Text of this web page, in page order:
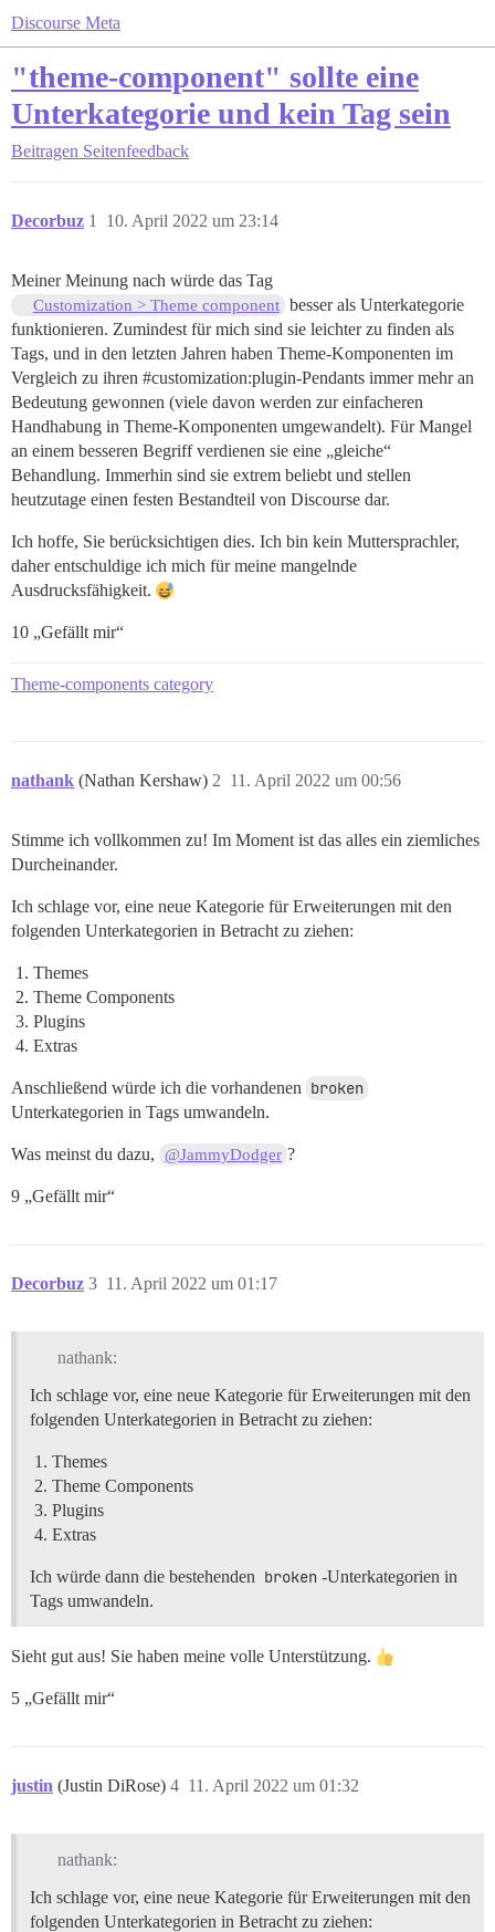
Discourse Meta
"theme-component" sollte eine
Unterkategorie und kein Tag sein
Beitragen Seitenfeedback
Decorbuz 10. April 2022 um 23:14
1
Meiner Meinung nach würde das Tag
Customization > Theme component besser als Unterkategorie
funktionieren. Zumindest für mich sind sie leichter zu finden als
Tags, und in den letzten Jahren haben Theme-Komponenten im
Vergleich zu ihren #customization:plugin-Pendants immer mehr an
Bedeutung gewonnen (viele davon werden zur einfacheren
Handhabung in Theme-Komponenten umgewandelt). Für Mangel
an einem besseren Begriff verdienen sie eine „gleiche“
Behandlung. Immerhin sind sie extrem beliebt und stellen
heutzutage einen festen Bestandteil von Discourse dar.
Ich hoffe, Sie berücksichtigen dies. Ich bin kein Muttersprachler,
daher entschuldige ich mich für meine mangelnde
Ausdrucksfähigkeit.
10 „Gefällt mir“
Theme-components category
nathank (Nathan Kershaw) 11. April 2022 um 00:56
2
Stimme ich vollkommen zu! Im Moment ist das alles ein ziemliches
Durcheinander.
Ich schlage vor, eine neue Kategorie für Erweiterungen mit den
folgenden Unterkategorien in Betracht zu ziehen:
Themes
Theme Components
Plugins
Extras
Anschließend würde ich die vorhandenen broken
Unterkategorien in Tags umwandeln.
Was meinst du dazu, @JammyDodger ?
9 „Gefällt mir“
Decorbuz 11. April 2022 um 01:17
3
nathank:
Ich schlage vor, eine neue Kategorie für Erweiterungen mit den
folgenden Unterkategorien in Betracht zu ziehen:
Themes
Theme Components
Plugins
Extras
Ich würde dann die bestehenden broken -Unterkategorien in
Tags umwandeln.
Sieht gut aus! Sie haben meine volle Unterstützung.
5 „Gefällt mir“
justin (Justin DiRose) 11. April 2022 um 01:32
4
nathank:
Ich schlage vor, eine neue Kategorie für Erweiterungen mit den
folgenden Unterkategorien in Betracht zu ziehen: